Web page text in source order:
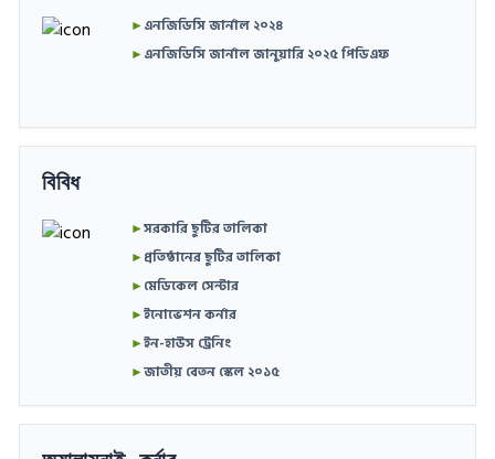
►এনজিডিসি জার্নাল ২০২৪
►এনজিডিসি জার্নাল জানুয়ারি ২০২৫ পিডিএফ
বিবিধ
►সরকারি ছুটির তালিকা
►প্রতিষ্ঠানের ছুটির তালিকা
►মেডিকেল সেন্টার
►ইনোভেশন কর্নার
►ইন-হাউস ট্রেনিং
►জাতীয় বেতন স্কেল ২০১৫